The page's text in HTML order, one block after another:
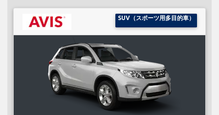
SUV（スポーツ用多目的車）